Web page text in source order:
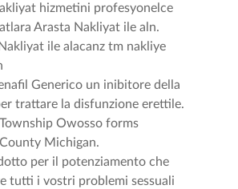
hizmetini profesyonelce
Arasta Nakliyat ile aln.
ile alacanz tm nakliye
Generico un inibitore della
trattare la disfunzione erettile.
Owosso forms
Michigan.
per il potenziamento che
tutti i vostri problemi sessuali